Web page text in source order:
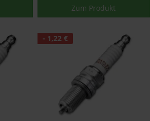
Zum Produkt
- 1,22 €